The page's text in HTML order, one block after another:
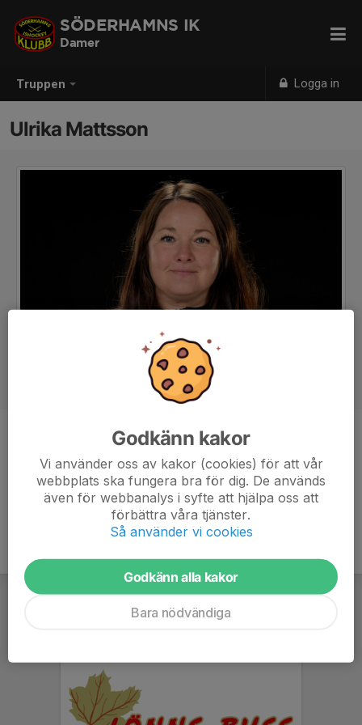
Truppen Logga in
SÖDERHAMNS IK
Damer
Ulrika Mattsson
Lagledare
Ålder
43 år
Godkänn kakor
Vi använder oss av kakor (cookies) för att vår
webbplats ska fungera bra för dig. De används
även för webbanalys i syfte att hjälpa oss att
förbättra våra tjänster.
Så använder vi cookies
Godkänn alla kakor
Bara nödvändiga